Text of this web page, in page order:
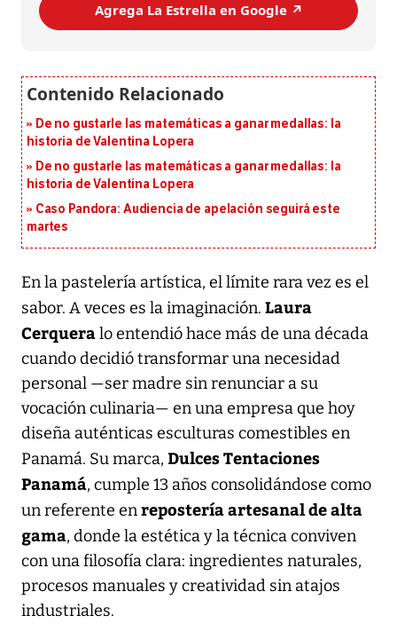
Agrega La Estrella en Google ↗️
De no gustarle las matemáticas a ganar medallas: la
historia de Valentina Lopera
De no gustarle las matemáticas a ganar medallas: la
historia de Valentina Lopera
Caso Pandora: Audiencia de apelación seguirá este
martes
En la pastelería artística, el límite rara vez es el
sabor. A veces es la imaginación. Laura
Cerqueralo entendió hace más de una década
cuando decidió transformar una necesidad
personal —ser madre sin renunciar a su
vocación culinaria— en una empresa que hoy
diseña auténticas esculturas comestibles en
Panamá. Su marca, Dulces Tentaciones
Panamá, cumple 13 años consolidándose como
un referente enrepostería artesanal de alta
gama, donde la estética y la técnica conviven
con una filosofía clara: ingredientes naturales,
procesos manuales y creatividad sin atajos
industriales.